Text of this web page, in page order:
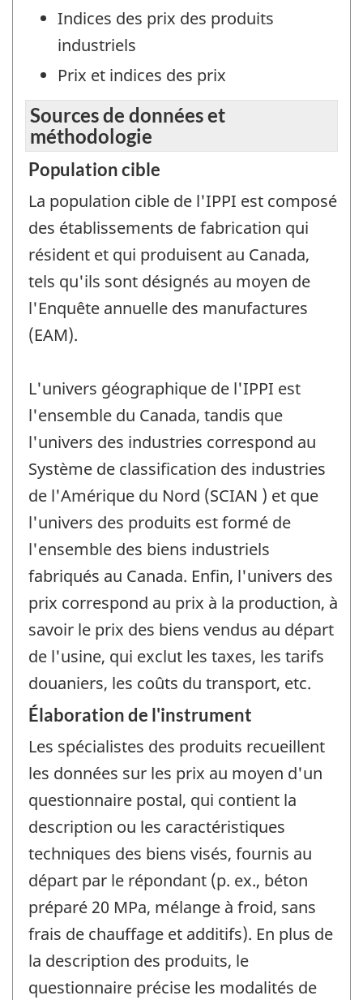
Indices des prix des produits
industriels
Prix et indices des prix
Sources de données et
méthodologie
Population cible
La population cible de l'IPPI est composé
des établissements de fabrication qui
résident et qui produisent au Canada,
tels qu'ils sont désignés au moyen de
l'Enquête annuelle des manufactures
(EAM).
L'univers géographique de l'IPPI est
l'ensemble du Canada, tandis que
l'univers des industries correspond au
Système de classification des industries
de l'Amérique du Nord (SCIAN ) et que
l'univers des produits est formé de
l'ensemble des biens industriels
fabriqués au Canada. Enfin, l'univers des
prix correspond au prix à la production, à
savoir le prix des biens vendus au départ
de l'usine, qui exclut les taxes, les tarifs
douaniers, les coûts du transport, etc.
Élaboration de l'instrument
Les spécialistes des produits recueillent
les données sur les prix au moyen d'un
questionnaire postal, qui contient la
description ou les caractéristiques
techniques des biens visés, fournis au
départ par le répondant (p. ex., béton
préparé 20 MPa, mélange à froid, sans
frais de chauffage et additifs). En plus de
la description des produits, le
questionnaire précise les modalités de